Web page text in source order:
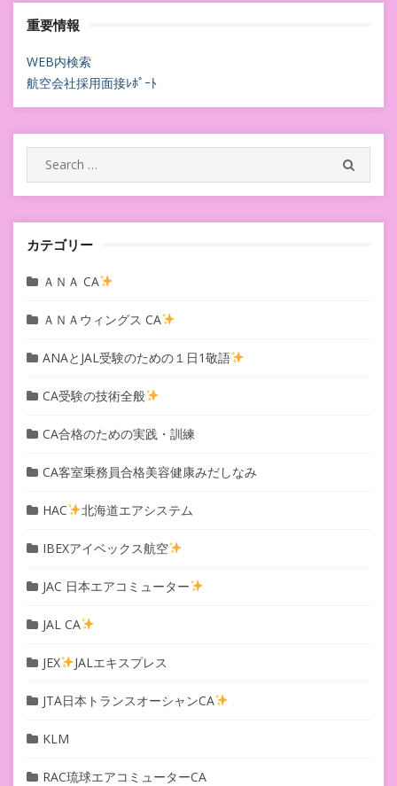
ナ
ビ
ゲ
ー
シ
ョ
ン
重要情報
WEB内検索
航空会社採用面接ﾚﾎﾟｰﾄ
カテゴリー
ＡＮＡ CA
ＡＮＡウィングス CA
ANAとJAL受験のための１日1敬語
CA受験の技術全般
CA合格のための実践・訓練
CA客室乗務員合格美容健康みだしなみ
HAC 北海道エアシステム
IBEXアイベックス航空
JAC 日本エアコミューター
JAL CA
JEX JALエキスプレス
JTA日本トランスオーシャンCA
KLM
RAC琉球エアコミューターCA